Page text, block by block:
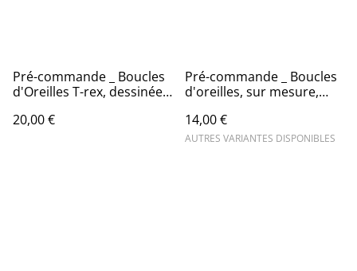
Pré-commande _ Boucles
d'Oreilles T-rex, dessinées
20,00 €
Pré-commande _ Boucles
d'oreilles, sur mesure,
main
14,00 €
AUTRES VARIANTES DISPONIBLES